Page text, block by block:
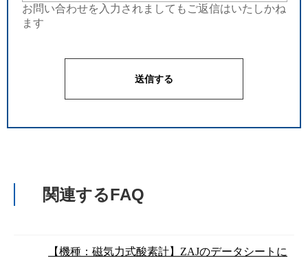
お問い合わせを入力されましてもご返信はいたしかね
ます
関連するFAQ
【機種：磁気力式酸素計】ZAJのデータシートに